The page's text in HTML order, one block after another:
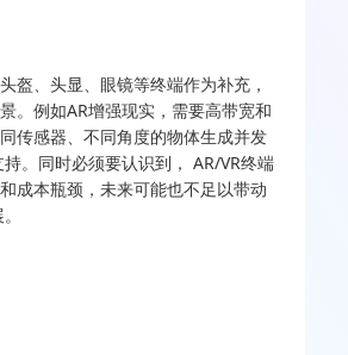
盔、头显、眼镜等终端作为补充，
。例如AR增强现实，需要高带宽和
传感器、不同角度的物体生成并发
。同时必须要认识到， AR/VR终端
成本瓶颈，未来可能也不足以带动